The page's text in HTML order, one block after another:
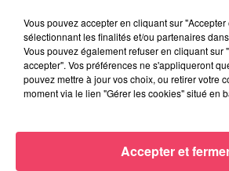
24 juin 2026
DANS LE HAUT-ANJOU. DES PROJETS DE
AUTOUR DES...
Vous pouvez accepter en cliquant sur "Accepter
sélectionnant les finalités et/ou partenaires
Vous pouvez également refuser en cliquant sur
accepter". Vos préférences ne s'appliqueront
pouvez mettre à jour vos choix, ou retirer votre
moment via le lien "Gérer les cookies" situé en
Accepter et